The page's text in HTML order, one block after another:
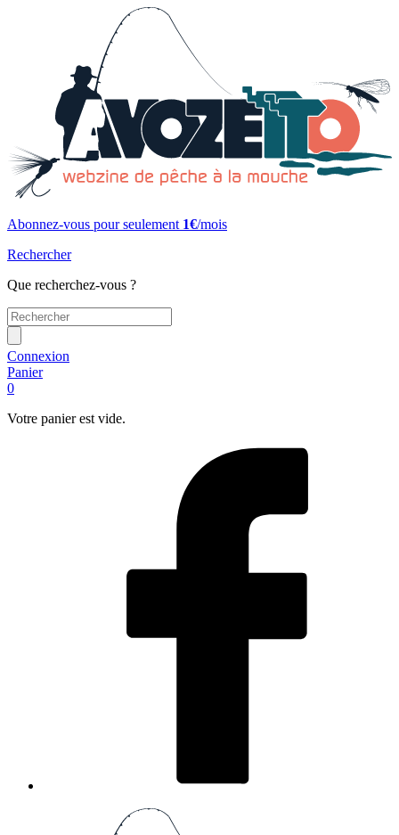
Abonnez-vous pour seulement 1€/mois
Rechercher
Que recherchez-vous ?
Connexion
Panier
0
Votre panier est vide.